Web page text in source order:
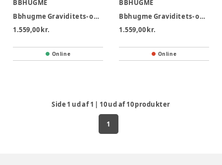
BBHUGME
Bbhugme Graviditets- og Ammepude - Hazel Brown
1.559,00 kr.
Online
BBHUGME
Bbhugme Graviditets- og Ammepude - Dusty Olive
1.559,00 kr.
Online
Side 1 ud af1 | 10ud af10produkter
1